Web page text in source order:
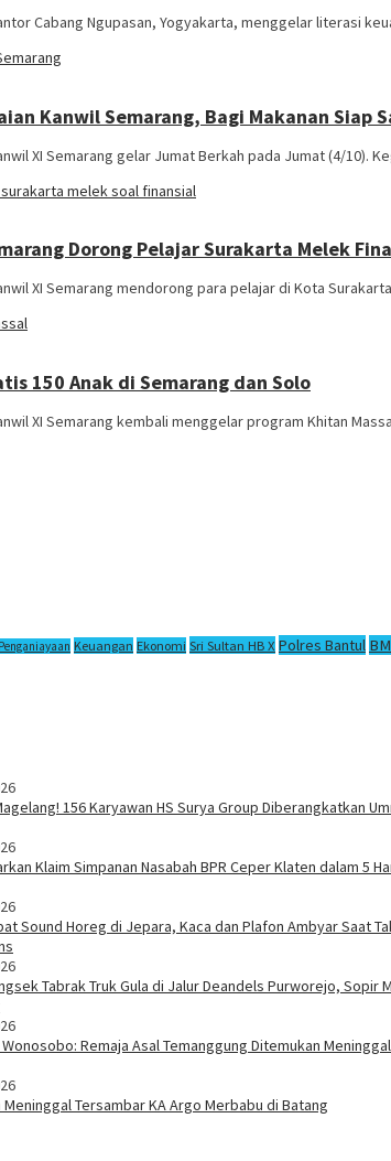
Cabang Ngupasan, Yogyakarta, menggelar literasi
Kanwil Semarang, Bagi Makanan Siap
XI Semarang gelar Jumat Berkah pada Jumat (4/10).
Dorong Pelajar Surakarta Melek
XI Semarang mendorong para pelajar di Kota
150 Anak di Semarang dan Solo
XI Semarang kembali menggelar program Khitan
Penganiayaan Keuangan Ekonomi Sri Sultan HB X Polres Bantul
156 Karyawan HS Surya Group Diberangkatkan
Klaim Simpanan Nasabah BPR Ceper Klaten dalam 5
Sound Horeg di Jepara, Kaca dan Plafon Ambyar Saat
Tabrak Truk Gula di Jalur Deandels Purworejo, Sopir
Remaja Asal Temanggung Ditemukan
Tersambar KA Argo Merbabu di Batang